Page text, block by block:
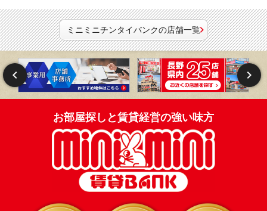
ミニミニチンタイバンクの店舗一覧
お部屋探しと賃貸経営の強い味方